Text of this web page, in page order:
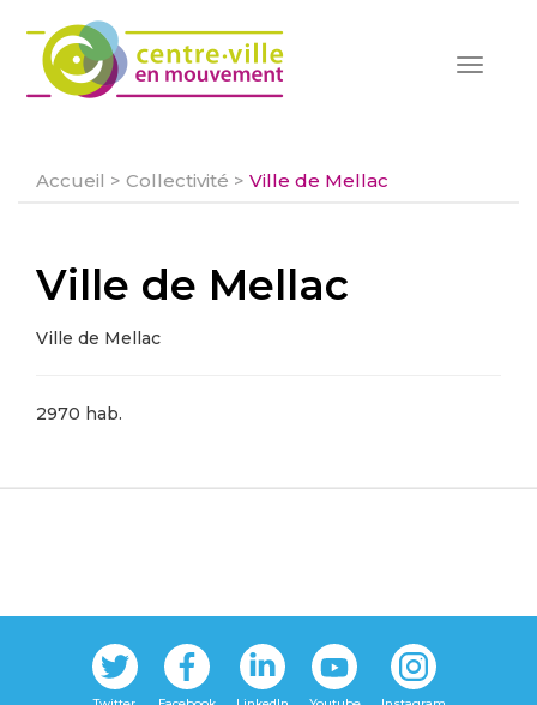
Toggle
Accueil > Collectivité > Ville de Mellac
Ville de Mellac
Ville de Mellac
2970 hab.